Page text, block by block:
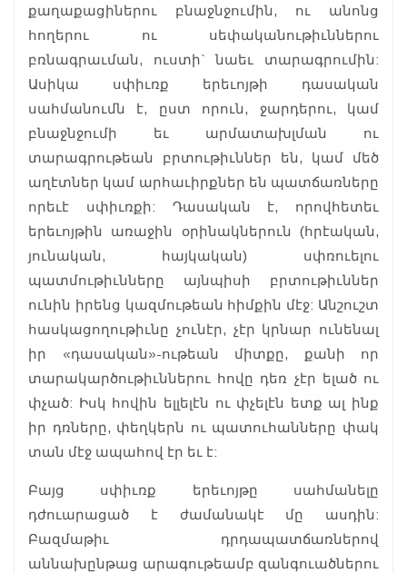
քաղաքացիներու բնաջնջումին, ու անոնց
հողերու ու սեփականութիւններու
բռնագրաւման, ուստի` նաեւ տարագրումին:
Ասիկա սփիւռք երեւոյթի դասական
սահմանումն է, ըստ որուն, ջարդերու, կամ
բնաջնջումի եւ արմատախլման ու
տարագրութեան բրտութիւններ են, կամ մեծ
աղէտներ կամ արհաւիրքներ են պատճառները
որեւէ սփիւռքի: Դասական է, որովհետեւ
երեւոյթին առաջին օրինակներուն (հրէական,
յունական, հայկական) սփռուելու
պատմութիւնները այնպիսի բրտութիւններ
ունին իրենց կազմութեան հիմքին մէջ: Անշուշտ
հասկացողութիւնը չունէր, չէր կրնար ունենալ
իր «դասական»-ութեան միտքը, քանի որ
տարակարծութիւններու հովը դեռ չէր ելած ու
փչած: Իսկ հովին ելլելէն ու փչելէն ետք ալ ինք
իր դռները, փեղկերն ու պատուհանները փակ
տան մէջ ապահով էր եւ է:
Բայց սփիւռք երեւոյթը սահմանելը
դժուարացած է ժամանակէ մը ասդին:
Բազմաթիւ դրդապատճառներով
աննախընթաց արագութեամբ զանգուածներու